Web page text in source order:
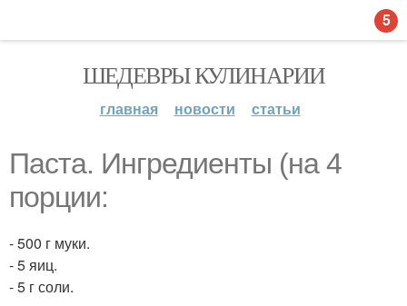
ШЕДЕВРЫ КУЛИНАРИИ
главная новости статьи
Паста. Ингредиенты (на 4
порции:
- 500 г муки.
- 5 яиц.
- 5 г соли.
5